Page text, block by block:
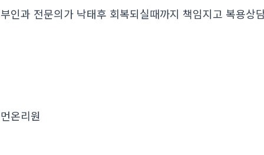
인과 전문의가 낙태후 회복되실때까지 책임지고 복용상
온리원